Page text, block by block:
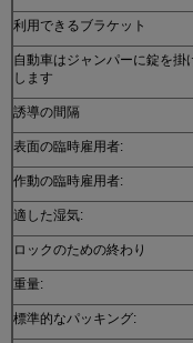
利用できるブラケット
自動車はジャンパーに錠を掛
します
誘導の間隔
表面の臨時雇用者:
作動の臨時雇用者:
適した湿気:
ロックのための終わり
重量:
標準的なパッキング: